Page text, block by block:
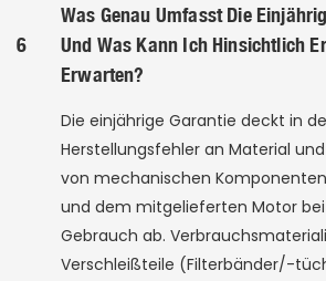
6
Was Genau Umfasst Die
Und Was Kann Ich Hinsichtlich
Erwarten?
Die einjährige Garantie deckt in
Herstellungsfehler an Material
von mechanischen
und dem mitgelieferten Motor
Gebrauch ab.
Verschleißteile (Filterbänder/-